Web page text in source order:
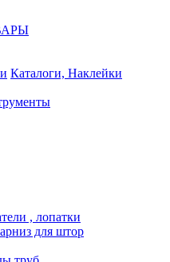
Каталоги, Наклейки
, лопатки
для штор